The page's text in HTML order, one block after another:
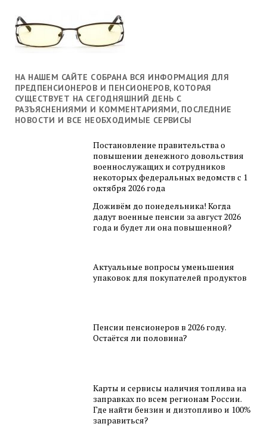
НА НАШЕМ САЙТЕ СОБРАНА ВСЯ ИНФОРМАЦИЯ ДЛЯ
ПРЕДПЕНСИОНЕРОВ И ПЕНСИОНЕРОВ, КОТОРАЯ
СУЩЕСТВУЕТ НА СЕГОДНЯШНИЙ ДЕНЬ С
РАЗЪЯСНЕНИЯМИ И КОММЕНТАРИЯМИ, ПОСЛЕДНИЕ
НОВОСТИ И ВСЕ НЕОБХОДИМЫЕ СЕРВИСЫ
Постановление правительства о
повышении денежного довольствия
военнослужащих и сотрудников
некоторых федеральных ведомств с 1
октября 2026 года
Доживём до понедельника! Когда
дадут военные пенсии за август 2026
года и будет ли она повышенной?
Актуальные вопросы уменьшения
упаковок для покупателей продуктов
Пенсии пенсионеров в 2026 году.
Остаётся ли половина?
Карты и сервисы наличия топлива на
заправках по всем регионам России.
Где найти бензин и дизтопливо и 100%
заправиться?